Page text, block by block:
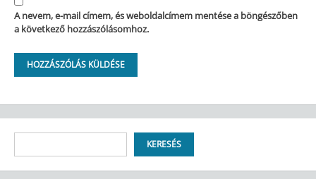
A nevem, e-mail címem, és weboldalcímem mentése a böngészőben
a következő hozzászólásomhoz.
KERESÉS